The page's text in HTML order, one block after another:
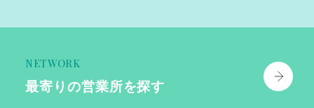
NETWORK
最寄りの営業所を探す